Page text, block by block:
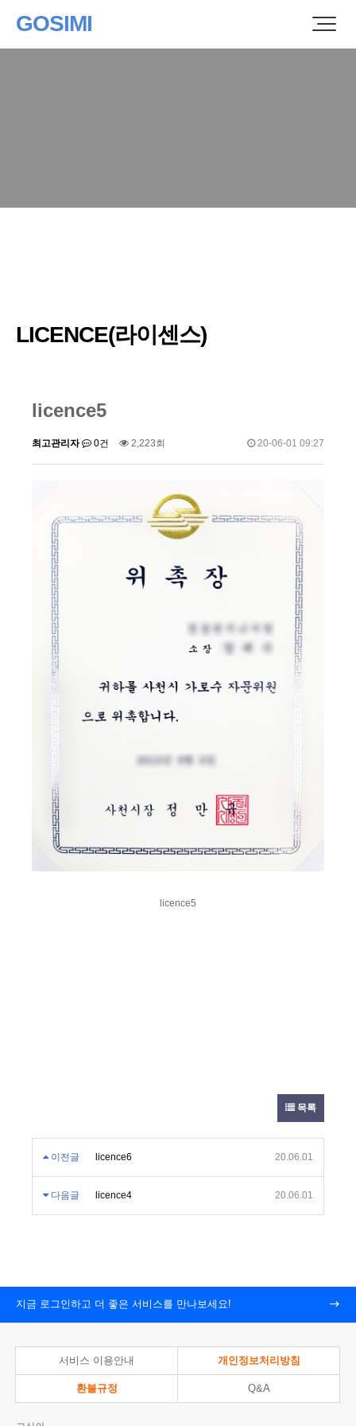
GOSIMI
LICENCE(라이센스)
licence5
최고관리자 0건 2,223회 20-06-01 09:27
licence5
목록
이전글 licence6 20.06.01
다음글 licence4 20.06.01
지금 로그인하고 더 좋은 서비스를 만나보세요!
서비스 이용안내 개인정보처리방침
환불규정 Q&A